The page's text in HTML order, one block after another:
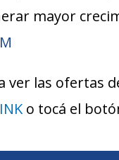
mayor
ver las ofertas
o tocá el